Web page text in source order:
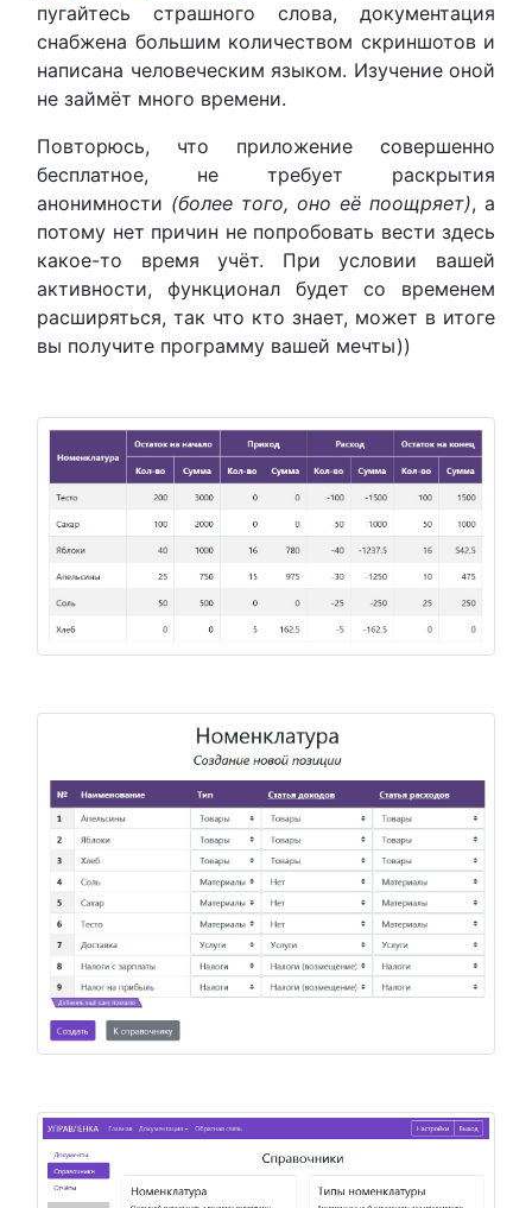
пугайтесь страшного слова, документация
снабжена большим количеством скриншотов и
написана человеческим языком. Изучение оной
не займёт много времени.
Повторюсь, что приложение совершенно
бесплатное, не требует раскрытия
анонимности (более того, оно её поощряет), а
потому нет причин не попробовать вести здесь
какое-то время учёт. При условии вашей
активности, функционал будет со временем
расширяться, так что кто знает, может в итоге
вы получите программу вашей мечты))